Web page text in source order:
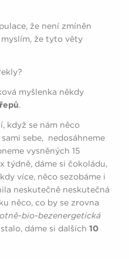
že není zmíněn
že tyto věty
myšlenka někdy
.
když se nám něco
sebe, nedosáhneme
vysněných 15
týdně, dáme si čokoládu,
více, něco sezobáme i
neskutečně neskutečná
něco, co by se zrovna
bio-bezenergetická
dáme si dalších 10